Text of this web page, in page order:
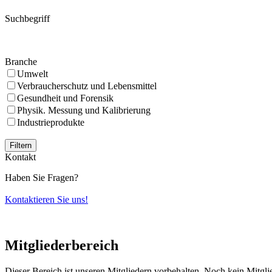
Suchbegriff
Branche
Umwelt
Verbraucherschutz und Lebensmittel
Gesundheit und Forensik
Physik. Messung und Kalibrierung
Industrieprodukte
Filtern
Kontakt
Haben Sie Fragen?
Kontaktieren Sie uns!
Mitgliederbereich